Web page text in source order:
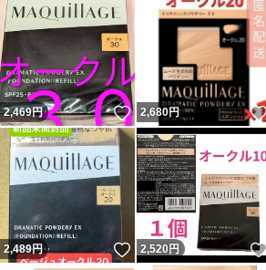
2,469円 いいね！
2,680円
2,489円 いいね！
2,520 円